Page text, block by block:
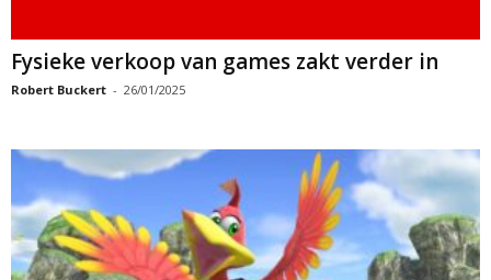
Fysieke verkoop van games zakt verder in
Robert Buckert - 26/01/2025